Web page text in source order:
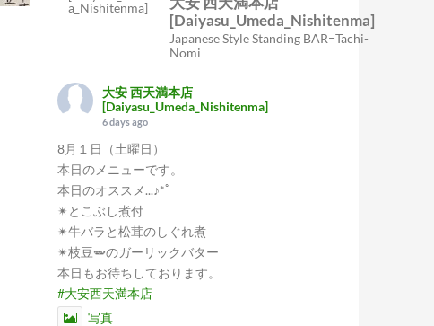
[Daiyasu_Umeda_Nishitenma]
Japanese Style Standing BAR=Tachi-
Nomi
大安 西天満本店
[Daiyasu_Umeda_Nishitenma]
6 days ago
8月１日（土曜日）
本日のメニューです。
本日のオススメ...♪*ﾟ
✴︎とこぶし煮付
✴︎牛バラと松茸のしぐれ煮
✴︎枝豆🫛のガーリックバター
本日もお待ちしております。
#大安西天満本店
写真